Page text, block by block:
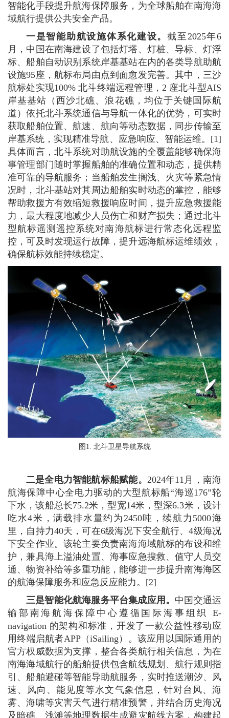
智能化手段提升航海保障服务，为全球船舶在南海海
域航行提供公共安全产品。
一是智能助航设施体系化建设。截至2025年6
月，中国在南海建设了包括灯塔、灯桩、导标、灯浮
标、船舶自动识别系统岸基基站在内的各类导航助航
设施95座，航标布局由点到面愈发完善。其中，三沙
航标处实现100% 北斗终端远程管理，2 座北斗型AIS
岸基基站（西沙北礁、浪花礁，均位于关键国际航
道）依托北斗系统通信与导航一体化的优势，可实时
获取船舶位置、航速、航向等动态数据，同步传输至
岸基系统，实现精准导航、应急响应、智能运维。[1]
具体而言，北斗系统对助航设施的全覆盖能够确保海
事管理部门随时掌握船舶的准确位置和动态，提供精
准可靠的导航服务；当船舶发生搁浅、火灾等紧急情
况时，北斗基站对其周边船舶实时动态的掌控，能够
帮助救援方有效缩短救援响应时间，提升应急救援能
力，最大程度地减少人员伤亡和财产损失；通过北斗
型航标遥测遥控系统对南海航标进行常态化远程监
控，可及时发现运行故障，提升远海航标运维绩效，
确保航标效能持续稳定。
图1. 北斗卫星导航系统
二是全电力智能航标船赋能。 2024年11月，南海
航海保障中心全电力驱动的大型航标船“海巡176”轮
下水，该船总长75.2米，型宽14米，型深6.3米，设计
吃水4米，满载排水量约为2450吨，续航力5000海
里，自持力40天，可在6级海况下安全航行、4级海况
下安全作业。该轮主要负责南海海域航标的布设和维
护，兼具海上溢油处置、海事应急搜救、值守人员交
通、物资补给等多重功能，能够进一步提升南海海区
的航海保障服务和应急反应能力。[2]
三是智能化航海服务平台集成应用。 中国交通运
输部南海航海保障中心遵循国际海事组织 E-
navigation 的架构和标准，开发了一款公益性移动应
用终端启航者APP（iSailing）。该应用以国际通用的
官方权威数据为支撑，整合各类航行相关信息，为在
南海海域航行的船舶提供包含航线规划、航行规则指
引、船舶避碰等智能导助航服务，实时推送潮汐、风
速、风向、能见度等水文气象信息，针对台风、海
雾、海啸等灾害天气进行精准预警，并结合历史海况
及暗礁、浅滩等地理数据生成避灾航线方案，构建起